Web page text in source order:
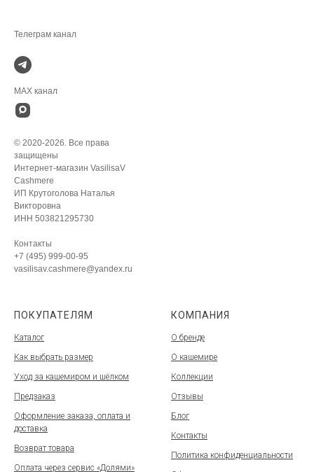
MAX канал
© 2020-2026. Все права
защищены
Интернет-магазин VasilisaV
Cashmere
ИП Крутоголова Наталья
Викторовна
ИНН 503821295730
Контакты
+7 (495) 999-00-95
vasilisav.cashmere@yandex.ru
ПОКУПАТЕЛЯМ
Каталог
Как выбрать размер
Уход за кашемиром и шёлком
Предзаказ
Оформление заказа, оплата и
доставка
Возврат товара
Оплата через сервис «Долями»
КОМПАНИЯ
О бренде
О кашемире
Коллекции
Отзывы
Блог
Контакты
Политика конфиденциальности